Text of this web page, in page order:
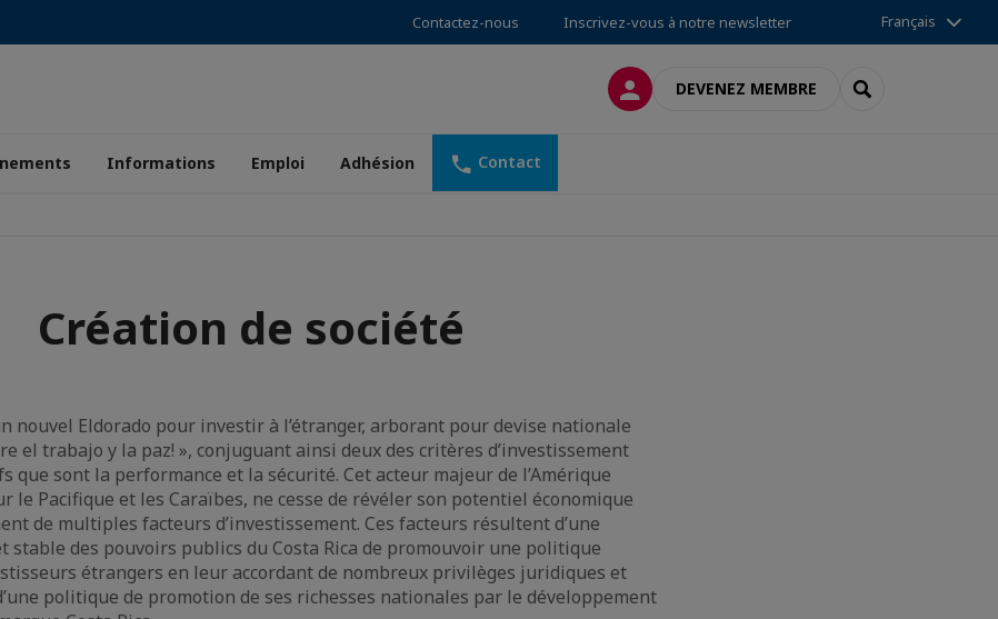
Contactez-nous Inscrivez-vous à notre newsletter Français
CONNEXIONDEVENEZ MEMBRE RECHERCHER
Informations Emploi Adhésion Contact
Création de société
nouvel Eldorado pour investir à l’étranger, arborant pour devise nationale
el trabajo y la paz! », conjuguant ainsi deux des critères d’investissement
que sont la performance et la sécurité. Cet acteur majeur de l’Amérique
le Pacifique et les Caraïbes, ne cesse de révéler son potentiel économique
de multiples facteurs d’investissement. Ces facteurs résultent d’une
stable des pouvoirs publics du Costa Rica de promouvoir une politique
étrangers en leur accordant de nombreux privilèges juridiques et
politique de promotion de ses richesses nationales par le développement